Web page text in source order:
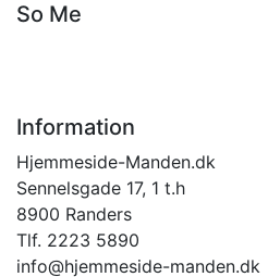
So Me
Information
Hjemmeside-Manden.dk
Sennelsgade 17, 1 t.h
8900 Randers
Tlf. 2223 5890
info@hjemmeside-manden.dk